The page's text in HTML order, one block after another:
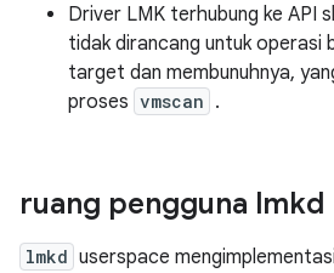
Driver LMK terhubung ke API
tidak dirancang untuk operasi
target dan membunuhnya,
proses vmscan .
ruang pengguna lmkd
lmkd userspace